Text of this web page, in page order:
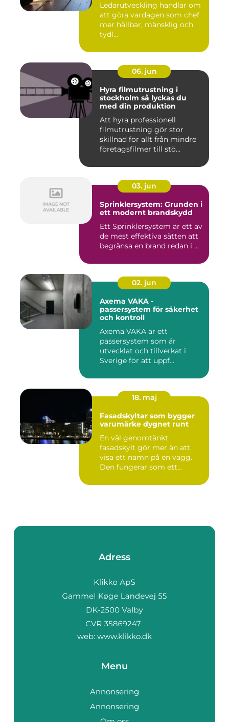
Ledarutveckling handlar om
att göra vardagen som chef
mer hållbar, mänsklig och
tydl...
06. jun
Hyra filmutrustning i
stockholm så lyckas du
med din produktion
Att hyra professionell
filmutrustning gör stor
skillnad för allt från mindre
företagsfilmer till stö...
03. jun
Sprinklersystem: Grunden i
ett modernt brandskydd
Ett Sprinklersystem är ett av
de mest effektiva sätten att
begränsa en brand redan i ...
02. jun
Axema VAKA -
passersystem för säkerhet
och kontroll
Axema VAKA är ett
passersystem som är
utvecklat och tillverkat i
Sverige för att uppf...
18. maj
Fasadskyltar som bygger
varumärke dygnet runt
En väl genomtänkt
fasadskylt gör mer än att
visa ett namn på en vägg.
Den fungerar som ett
Adress
web: www.klikko.dk
Menu
Annonsering
Annonsering